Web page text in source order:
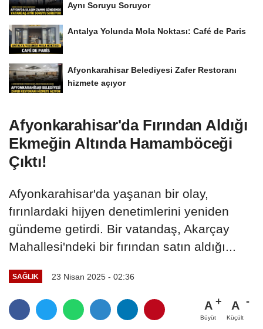
Aynı Soruyu Soruyor
Antalya Yolunda Mola Noktası: Café de Paris
Afyonkarahisar Belediyesi Zafer Restoranı
hizmete açıyor
Afyonkarahisar'da Fırından Aldığı
Ekmeğin Altında Hamamböceği
Çıktı!
Afyonkarahisar'da yaşanan bir olay,
fırınlardaki hijyen denetimlerini yeniden
gündeme getirdi. Bir vatandaş, Akarçay
Mahallesi'ndeki bir fırından satın aldığı...
SAĞLIK 23 Nisan 2025 - 02:36
A
Büyüt
A
Küçült